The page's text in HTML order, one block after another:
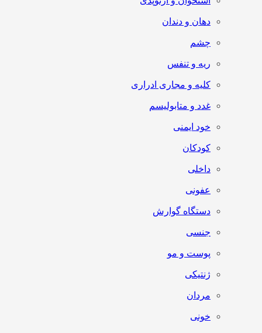
دهان و دندان
چشم
ریه و تنفس
کلیه و مجاری ادراری
غدد و متابولیسم
خود ایمنی
کودکان
داخلی
عفونی
دستگاه گوارش
جنسی
پوست و مو
ژنتیکی
مردان
خونی